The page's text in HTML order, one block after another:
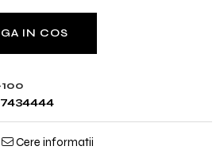
IN COS
Cere informatii